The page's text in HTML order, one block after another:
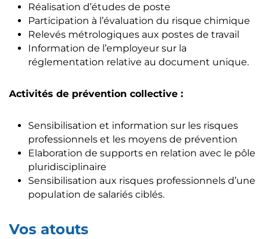
Réalisation d’études de poste
Participation à l’évaluation du risque chimique
Relevés métrologiques aux postes de travail
Information de l’employeur sur la
réglementation relative au document unique.
Activités de prévention collective :
Sensibilisation et information sur les risques
professionnels et les moyens de prévention
Elaboration de supports en relation avec le pôle
pluridisciplinaire
Sensibilisation aux risques professionnels d’une
population de salariés ciblés.
Vos atouts